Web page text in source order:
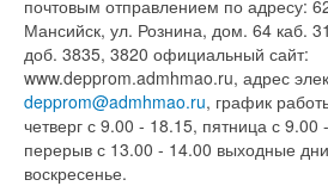
почтовым отправлением по адресу:
Мансийск, ул. Рознина, дом. 64 каб.
доб. 3835, 3820 официальный сайт:
www.depprom.admhmao.ru, адрес
depprom@admhmao.ru, график
четверг с 9.00 - 18.15, пятница с
перерыв с 13.00 - 14.00 выходные
воскресенье.